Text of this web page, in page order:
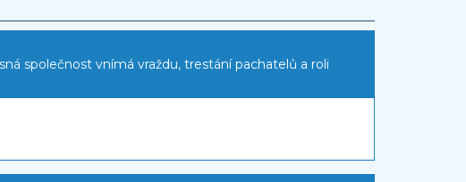
společnost vnímá vraždu, trestání pachatelů a roli